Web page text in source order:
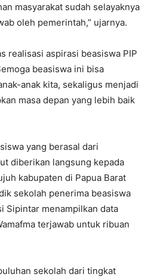
masyarakat sudah selayaknya
oleh pemerintah,” ujarnya.
realisasi aspirasi beasiswa PIP
beasiswa ini bisa
anak kita, sekaligus menjadi
masa depan yang lebih baik
yang berasal dari
diberikan langsung kepada
kabupaten di Papua Barat
sekolah penerima beasiswa
Sipintar menampilkan data
terjawab untuk ribuan
sekolah dari tingkat